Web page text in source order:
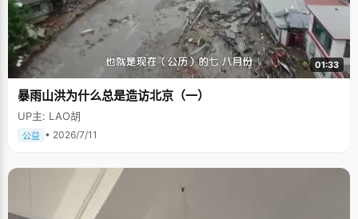
01:33
暴雨山洪为什么总是造访北京（一）
UP主: LAO胡
公益 • 2026/7/11